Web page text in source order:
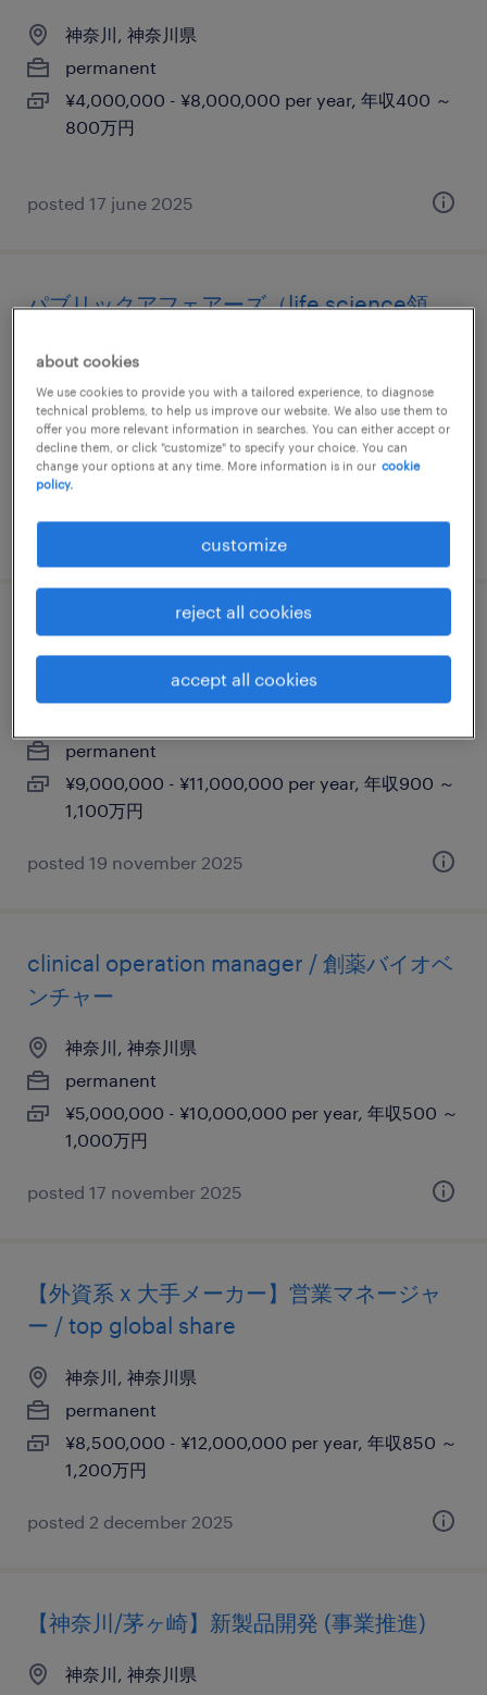
神奈川, 神奈川県
permanent
¥4,000,000 - ¥8,000,000 per year, 年収400 ～
800万円
posted 17 june 2025
パブリックアフェアーズ（life science領
神奈川, 神奈川県
permanent
¥6,000,000 - ¥9,000,000 per year, 年収600 ～
900万円
【希少案件】sales engineer manager | 2-3
年後にsales directorへのキャリアパス
permanent
¥9,000,000 - ¥11,000,000 per year, 年収900 ～
1,100万円
posted 19 november 2025
clinical operation manager / 創薬バイオベ
ンチャー
神奈川, 神奈川県
permanent
¥5,000,000 - ¥10,000,000 per year, 年収500 ～
1,000万円
posted 17 november 2025
【外資系 x 大手メーカー】営業マネージャ
ー / top global share
神奈川, 神奈川県
permanent
¥8,500,000 - ¥12,000,000 per year, 年収850 ～
1,200万円
posted 2 december 2025
【神奈川/茅ヶ崎】新製品開発 (事業推進)
神奈川, 神奈川県
about cookies
We use cookies to provide you with a tailored experience, to diagnose
technical problems, to help us improve our website. We also use them to
offer you more relevant information in searches. You can either accept or
decline them, or click "customize" to specify your choice. You can
change your options at any time. More information is in our cookie
policy.
customize
reject all cookies
accept all cookies